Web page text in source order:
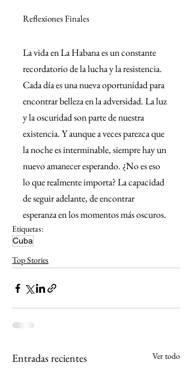
Reflexiones Finales
La vida en La Habana es un constante
recordatorio de la lucha y la resistencia.
Cada día es una nueva oportunidad para
encontrar belleza en la adversidad. La luz
y la oscuridad son parte de nuestra
existencia. Y aunque a veces parezca que
la noche es interminable, siempre hay un
nuevo amanecer esperando. ¿No es eso
lo que realmente importa? La capacidad
de seguir adelante, de encontrar
esperanza en los momentos más oscuros.
Etiquetas:
Cuba
Top Stories
Entradas recientes Ver todo